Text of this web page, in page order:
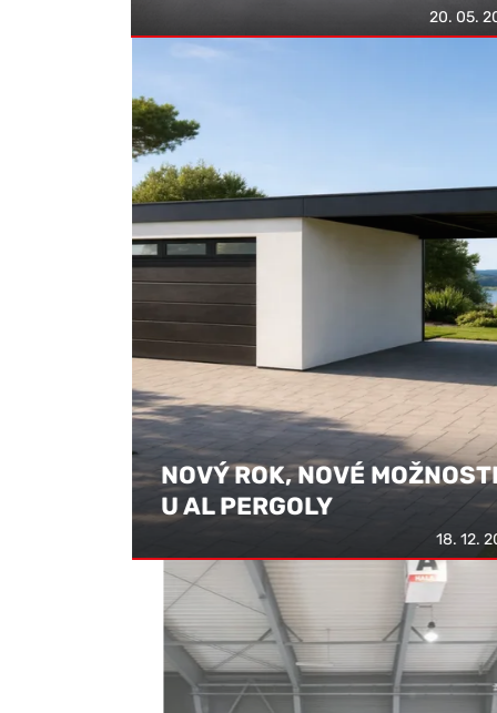
20. 05.
NOVÝ ROK, NOVÉ MOŽNOSTI
U AL PERGOLY
18. 12.